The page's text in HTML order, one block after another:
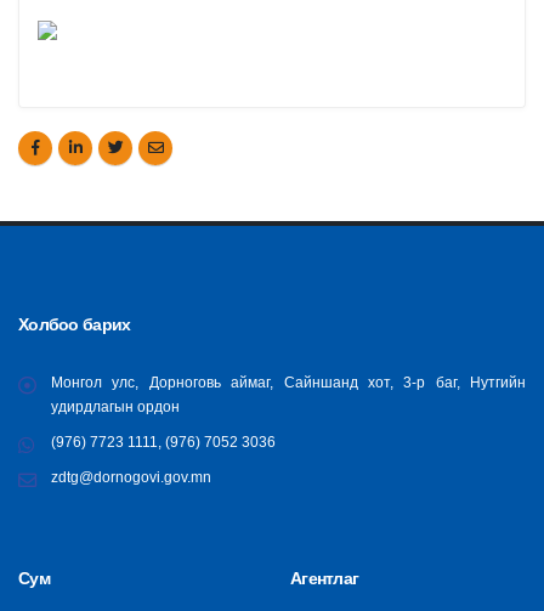
Холбоо барих
Монгол улс, Дорноговь аймаг, Сайншанд хот, 3-р баг, Нутгийн
удирдлагын ордон
(976) 7723 1111, (976) 7052 3036
zdtg@dornogovi.gov.mn
Сум Агентлаг